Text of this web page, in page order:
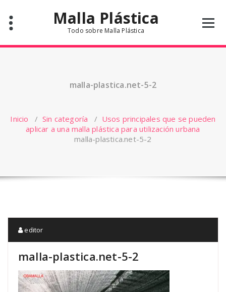
contenido
Malla Plástica
Todo sobre Malla Plástica
malla-plastica.net-5-2
Inicio / Sin categoría / Usos principales que se pueden
aplicar a una malla plástica para utilización urbana
malla-plastica.net-5-2
editor
malla-plastica.net-5-2